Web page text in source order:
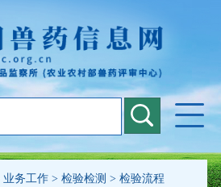
业务工作> 检验检测 > 检验流程